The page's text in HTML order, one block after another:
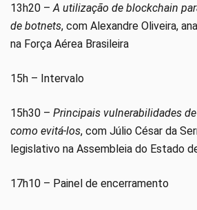
13h20 –A utilização de blockchain
de botnets, com Alexandre Oliveira,
na Força Aérea Brasileira
15h – Intervalo
15h30 – Principais vulnerabilidades
como evitá-los, com Júlio César da
legislativo na Assembleia do Estado
17h10 – Painel de encerramento